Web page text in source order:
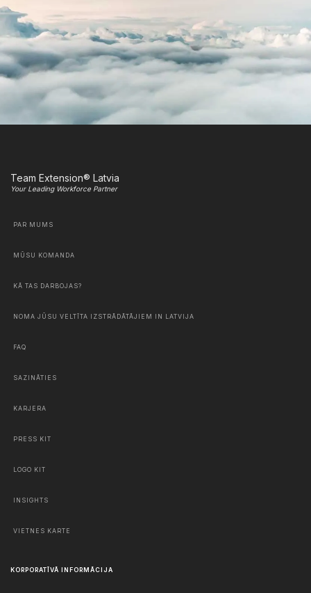
Team Extension® Latvia
Your Leading Workforce Partner
PAR MUMS
MŪSU KOMANDA
KĀ TAS DARBOJAS?
NOMA JŪSU VELTĪTA IZSTRĀDĀTĀJIEM IN LATVIJA
FAQ
SAZINĀTIES
KARJERA
PRESS KIT
LOGO KIT
INSIGHTS
VIETNES KARTE
KORPORATĪVĀ INFORMĀCIJA